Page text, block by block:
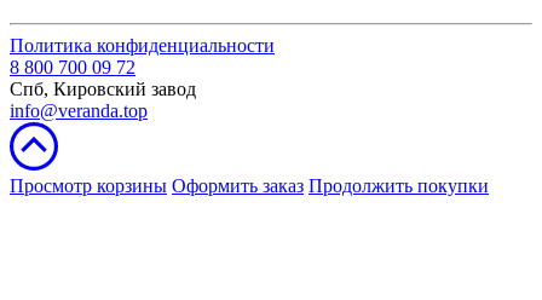
хранения
Веранда/Veranda
Политика конфиденциальности
8 800 700 09 72
Спб, Кировский завод
info@veranda.top
Просмотр корзины Оформить заказ Продолжить покупки